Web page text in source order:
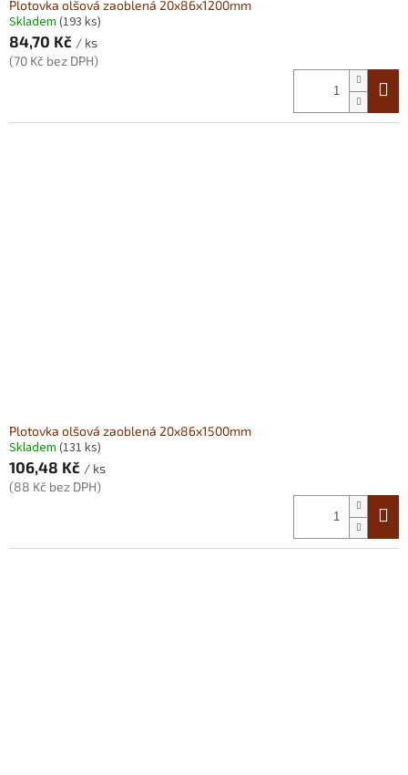
Plotovka olšová zaoblená 20x86x1200mm
Skladem (193 ks)
84,70 Kč / ks
(70 Kč bez DPH)
Plotovka olšová zaoblená 20x86x1500mm
Skladem (131 ks)
106,48 Kč / ks
(88 Kč bez DPH)